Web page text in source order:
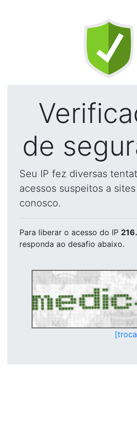
de
Seu IP fez diversas
acessos suspeitos a
conosco.
Para liberar o acesso do IP
responda ao desafio abaixo.